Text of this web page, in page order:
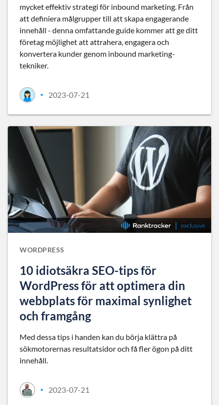
mycket effektiv strategi för inbound marketing. Från
att definiera målgrupper till att skapa engagerande
innehåll - denna omfattande guide kommer att ge ditt
företag möjlighet att attrahera, engagera och
konvertera kunder genom inbound marketing-
tekniker.
• 2023-07-21
WORDPRESS
10 idiotsäkra SEO-tips för
WordPress för att optimera din
webbplats för maximal synlighet
och framgång
Med dessa tips i handen kan du börja klättra på
sökmotorernas resultatsidor och få fler ögon på ditt
innehåll.
• 2023-07-21